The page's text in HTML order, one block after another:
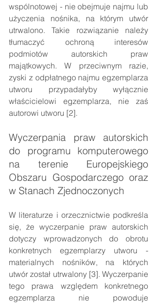
wspólnotowej - nie obejmuje najmu lub
użyczenia nośnika, na którym utwór
utrwalono. Takie rozwiązanie należy
tłumaczyć ochroną interesów
podmiotów autorskich praw
majątkowych. W przeciwnym razie,
zyski z odpłatnego najmu egzemplarza
utworu przypadałyby wyłącznie
właścicielowi egzemplarza, nie zaś
autorowi utworu [2].
Wyczerpania praw autorskich
do programu komputerowego
na terenie Europejskiego
Obszaru Gospodarczego oraz
w Stanach Zjednoczonych
W literaturze i orzecznictwie podkreśla
się, że wyczerpanie praw autorskich
dotyczy wprowadzonych do obrotu
konkretnych egzemplarzy utworu -
materialnych nośników, na których
utwór został utrwalony [3]. Wyczerpanie
tego prawa względem konkretnego
egzemplarza nie powoduje